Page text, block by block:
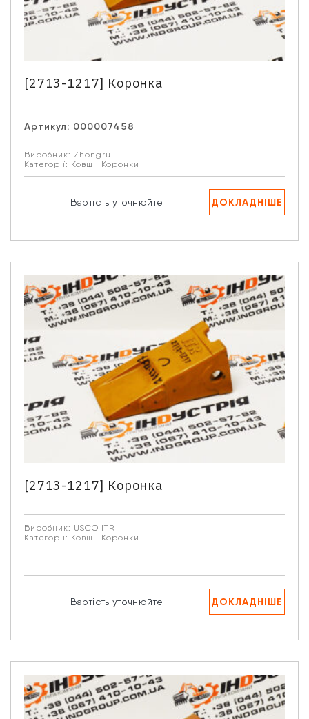
[2713-1217] Коронка
Артикул: 000007458
Виробник: Zhongrui
Категорії: Ковші , Коронки
Вартість уточнюйте ДОКЛАДНІШЕ
[2713-1217] Коронка
Виробник: USCO ITR
Категорії: Ковші , Коронки
Вартість уточнюйте ДОКЛАДНІШЕ